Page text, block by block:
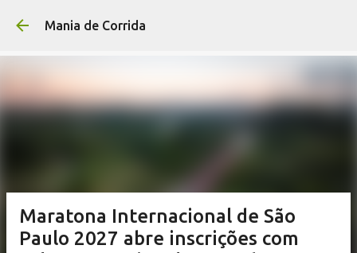
Mania de Corrida
Maratona Internacional de São
Paulo 2027 abre inscrições com